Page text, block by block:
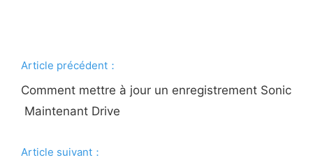
Article précédent：
Comment mettre à jour un enregistrement Sonic
Maintenant Drive
Article suivant：